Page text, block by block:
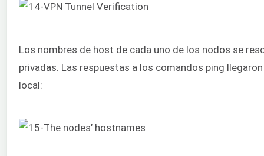
Los nombres de host de cada uno de los nodos se
privadas. Las respuestas a los comandos ping
local: